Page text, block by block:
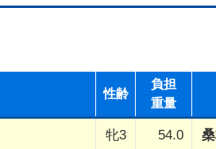
性齢
負担
重量
牝3 54.0